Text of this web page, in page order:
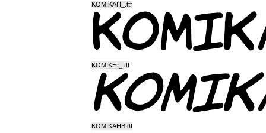
KOMIKAH_.ttf
KOMIKHI_.ttf
KOMIKAHB.ttf